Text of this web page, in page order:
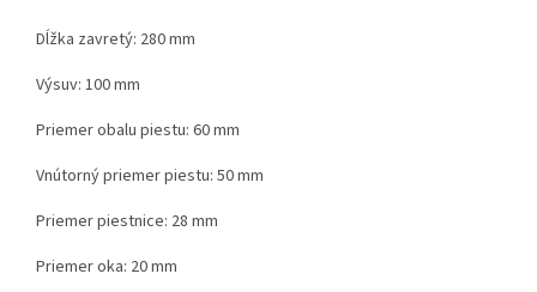
Dĺžka zavretý: 280 mm
Výsuv: 100 mm
Priemer obalu piestu: 60 mm
Vnútorný priemer piestu: 50 mm
Priemer piestnice: 28 mm
Priemer oka: 20 mm